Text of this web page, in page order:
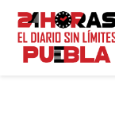
Saltar
contenido